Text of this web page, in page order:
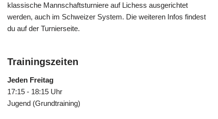
klassische Mannschaftsturniere auf Lichess ausgerichtet
werden, auch im Schweizer System. Die weiteren Infos findest
du auf der Turnierseite.
Trainingszeiten
Jeden Freitag
17:15 - 18:15 Uhr
Jugend (Grundtraining)